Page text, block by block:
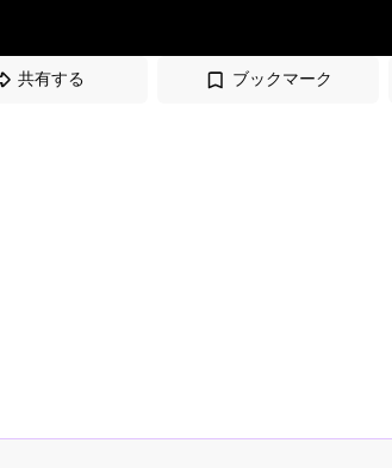
共有する ブックマーク